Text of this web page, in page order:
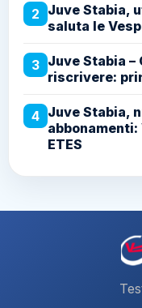
2 Juve Stabia,
saluta le
3 Juve Stabia –
riscrivere:
4 Juve Stabia,
ETES